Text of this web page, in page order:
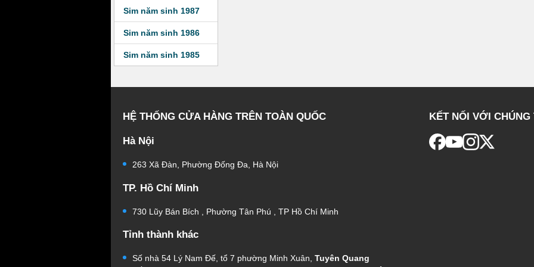
Sim năm sinh 1987
Sim năm sinh 1986
Sim năm sinh 1985
HỆ THỐNG CỬA HÀNG TRÊN TOÀN QUỐC
Hà Nội
263 Xã Đàn, Phường Đống Đa, Hà Nội
TP. Hồ Chí Minh
730 Lũy Bán Bích , Phường Tân Phú , TP Hồ Chí Minh
Tỉnh thành khác
Số nhà 54 Lý Nam Đế, tổ 7 phường Minh Xuân, Tuyên Quang
KẾT NỐI VỚI CHÚNG